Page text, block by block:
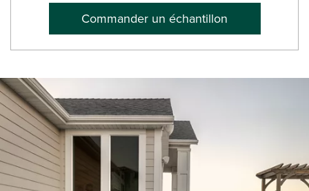
Commander un échantillon